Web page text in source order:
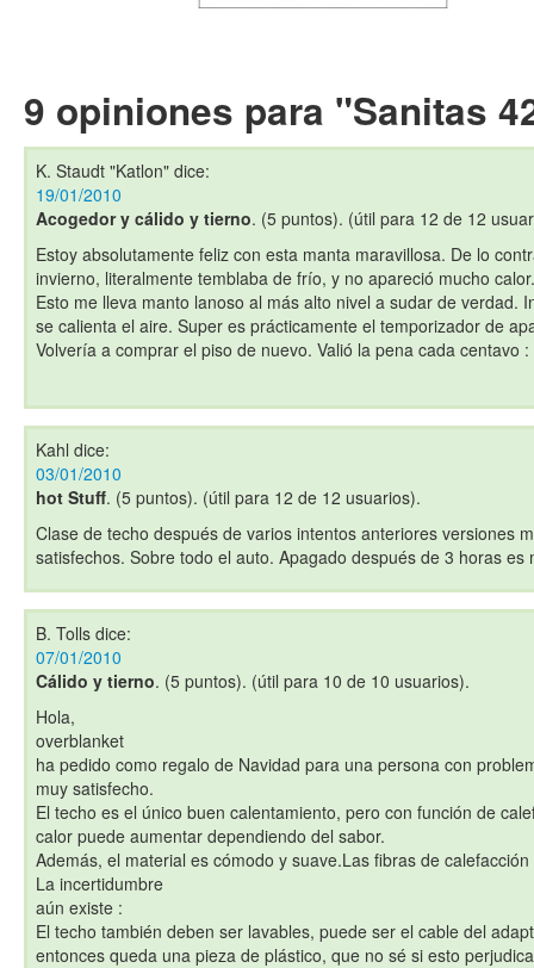
9 opiniones para "Sanitas
K. Staudt "Katlon" dice:
19/01/2010
Acogedor y cálido y tierno. (5 puntos). (útil para 12 de 12
Estoy absolutamente feliz con esta manta maravillosa. De lo
invierno, literalmente temblaba de frío, y no apareció mucho
Esto me lleva manto lanoso al más alto nivel a sudar de verdad.
se calienta el aire. Super es prácticamente el temporizador de
Volvería a comprar el piso de nuevo. Valió la pena cada centavo :
Kahl dice:
03/01/2010
hot Stuff. (5 puntos). (útil para 12 de 12 usuarios).
Clase de techo después de varios intentos anteriores versiones
satisfechos. Sobre todo el auto. Apagado después de 3 horas es
B. Tolls dice:
07/01/2010
Cálido y tierno. (5 puntos). (útil para 10 de 10 usuarios).
Hola,
overblanket
ha pedido como regalo de Navidad para una persona con
muy satisfecho.
El techo es el único buen calentamiento, pero con función de
calor puede aumentar dependiendo del sabor.
Además, el material es cómodo y suave.Las fibras de
La incertidumbre
aún existe :
El techo también deben ser lavables, puede ser el cable del
entonces queda una pieza de plástico, que no sé si esto